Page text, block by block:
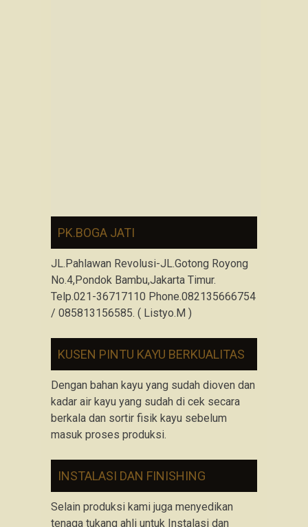
PK.BOGA JATI
JL.Pahlawan Revolusi-JL.Gotong Royong
No.4,Pondok Bambu,Jakarta Timur.
Telp.021-36717110 Phone.082135666754
/ 085813156585. ( Listyo.M )
KUSEN PINTU KAYU BERKUALITAS
Dengan bahan kayu yang sudah dioven dan
kadar air kayu yang sudah di cek secara
berkala dan sortir fisik kayu sebelum
masuk proses produksi.
INSTALASI DAN FINISHING
Selain produksi kami juga menyedikan
tenaga tukang ahli untuk Instalasi dan